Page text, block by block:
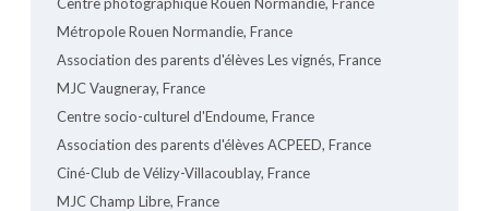
Métropole Rouen Normandie, France
Association des parents d'élèves Les vignés, France
MJC Vaugneray, France
Centre socio-culturel d'Endoume, France
Association des parents d'élèves ACPEED, France
Ciné-Club de Vélizy-Villacoublay, France
MJC Champ Libre, France